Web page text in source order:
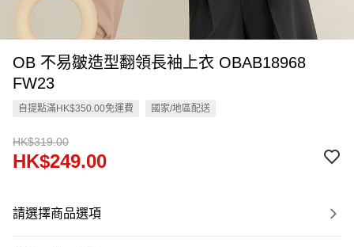
OB 不易皺造型翻領長袖上衣 OBAB18968
FW23
自提點滿HK$350.00免運費 國家/地區配送
HK$319.00
HK$249.00
請選擇商品選項